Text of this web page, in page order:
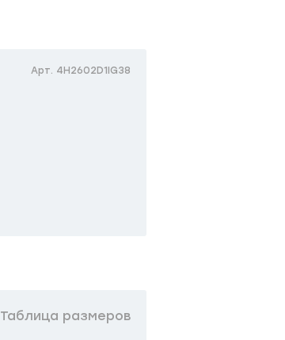
Арт. 4H2602D1IG38
Таблица размеров